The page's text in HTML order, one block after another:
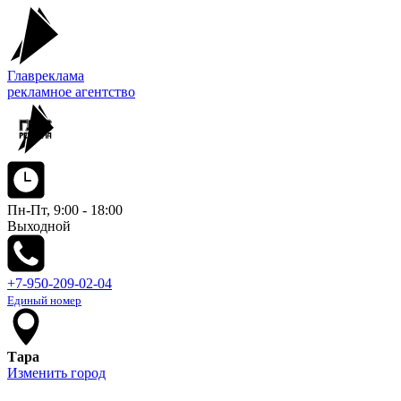
Главреклама
рекламное агентство
Пн-Пт, 9:00 - 18:00
Выходной
+7-950-209-02-04
Единый номер
Тара
Изменить город